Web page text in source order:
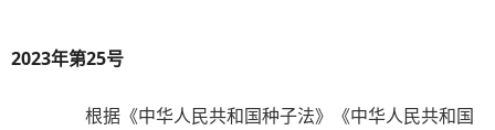
2023年第25号
根据《中华人民共和国种子法》《中华人民共和国